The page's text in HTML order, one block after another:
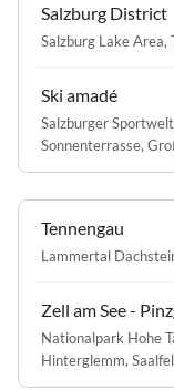
Salzburg District
Salzburg Lake Area,
Ski amadé
Salzburger Sportwelt
Sonnenterrasse,
Tennengau
Lammertal
Zell am See -
Nationalpark Hohe
Hinterglemm,